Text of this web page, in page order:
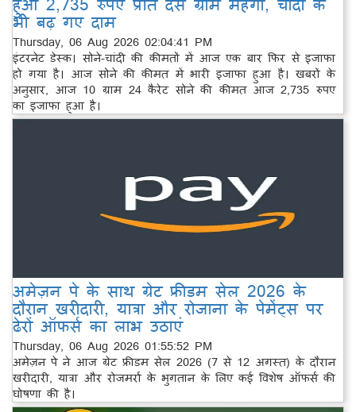
भी बढ़ गए दाम
Thursday, 06 Aug 2026 02:04:41 PM
इंटरनेट डेस्क। सोने-चांदी की कीमतों में आज एक बार फिर से इजाफा
हो गया है। आज सोने की कीमत में भारी इजाफा हुआ है। खबरों के
अनुसार, आज 10 ग्राम 24 कैरेट सोने की कीमत आज 2,735 रुपए
का इजाफा हुआ है।
अमेज़न पे के साथ ग्रेट फ्रीडम सेल 2026 के
दौरान खरीदारी, यात्रा और रोजाना के पेमेंट्स पर
ढेरों ऑफर्स का लाभ उठाएं
Thursday, 06 Aug 2026 01:55:52 PM
अमेज़न पे ने आज ग्रेट फ्रीडम सेल 2026 (7 से 12 अगस्त) के दौरान
खरीदारी, यात्रा और रोजमर्रा के भुगतान के लिए कई विशेष ऑफर्स की
घोषणा की है।